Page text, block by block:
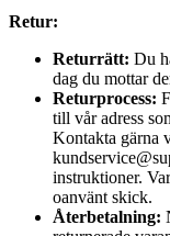
Retur:
Returrätt: Du
dag du mottar
Returprocess:
till vår adress
Kontakta gärna
instruktioner.
oanvänt skick.
Återbetalning: